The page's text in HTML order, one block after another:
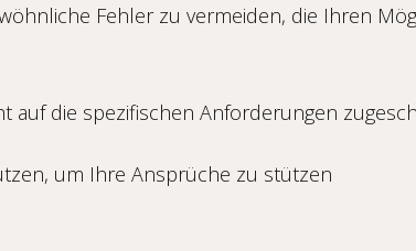
Fehler zu vermeiden, die Ihren
auf die spezifischen Anforderungen
um Ihre Ansprüche zu stützen